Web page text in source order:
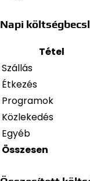
Napi
Tétel
Szállás
Étkezés
Programok
Közlekedés
Egyéb
Összesen